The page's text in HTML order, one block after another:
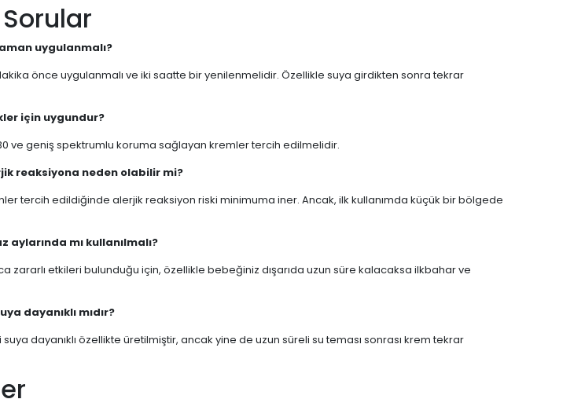
uygulanmalı?
önce uygulanmalı ve iki saatte bir yenilenmelidir. Özellikle suya girdikten sonra tekrar
için uygundur?
ve geniş spektrumlu koruma sağlayan kremler tercih edilmelidir.
reaksiyona neden olabilir mi?
tercih edildiğinde alerjik reaksiyon riski minimuma iner. Ancak, ilk kullanımda küçük bir bölgede
aylarında mı kullanılmalı?
zararlı etkileri bulunduğu için, özellikle bebeğiniz dışarıda uzun süre kalacaksa ilkbahar ve
dayanıklı mıdır?
dayanıklı özellikte üretilmiştir, ancak yine de uzun süreli su teması sonrası krem tekrar